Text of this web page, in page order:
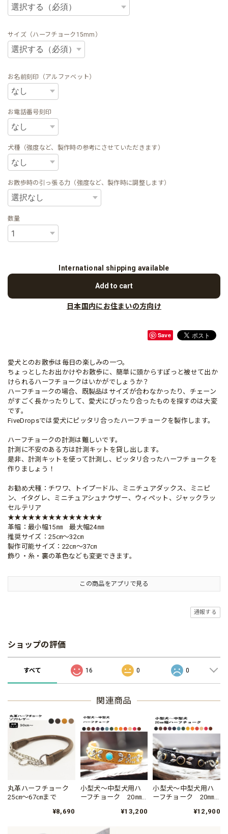
サイズ（ハーフチョーク15mm）
お名前刻印（アルファベット）
お電話番号刻印
犬種（強度など、製作時の参考にさせていただきます）
お散歩時の引っ張る力（強度など、製作時に調整します）
数量
International shipping available
Add to cart
日本国内にお住まいの方向け
Save
愛犬とのお散歩は毎日の楽しみの一つ。
ちょっとしたお出かけやお散歩に、簡単に頭からすぽっと被せて出か
けられるハーフチョークはいかがでしょうか？
ハーフチョークの場合、既製品はサイズが合わなかったり、チェーン
がすごく長かったりして、愛犬にぴったり合ったものを探すのは大変
です。
FiveDropsでは愛犬にピッタリ合ったハーフチョークを製作します。
ハーフチョークの計測は難しいです。
計測に不安のある方は計測キットを貸し出します。
是非、計測キットを使って計測し、ピッタリ合ったハーフチョークを
作りましょう！
お勧め犬種：チワワ、トイプードル、ミニチュアダックス、ミニピ
ン、イタグレ、ミニチュアシュナウザー、ウィペット、ジャックラッ
セルテリア
★★★★★★★★★★★★★★
革幅：最小幅15㎜ 最大幅24㎜
推奨サイズ：25㎝～32㎝
製作可能サイズ：22㎝～37㎝
飾り・糸・裏の革色なども変更できます。
この商品をアプリで見る
通報する
ショップの評価
すべて 16 0 0
関連商品
丸革ハーフチョーク
25㎝～67㎝まで
¥8,690
小型犬～中型犬用ハ
ーフチョーク 20㎜
¥13,200
小型犬～中型犬用ハ
ーフチョーク 20㎜
シュナウザー、アメ
¥12,900